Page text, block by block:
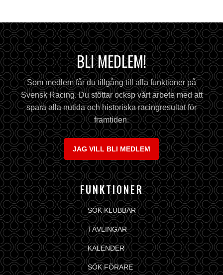
BLI MEDLEM!
Som medlem får du tillgång till alla funktioner på
Svensk Racing. Du stöttar ocksp vårt arbete med att
spara alla nutida och historiska racingresultat för
framtiden.
JAG VILL BLI MEDLEM
FUNKTIONER
SÖK KLUBBAR
TÄVLINGAR
KALENDER
SÖK FÖRARE